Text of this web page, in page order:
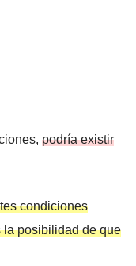
podría existir
condiciones
la posibilidad de que